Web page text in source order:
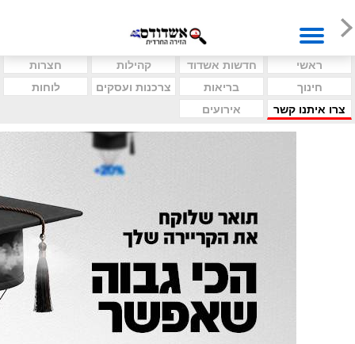
ראשי חדשות אשדוד קהילות
חצרות
חינוך
בריאות צרכנות ועסקים
לוחות
צרו איתנו קשר
אירועים